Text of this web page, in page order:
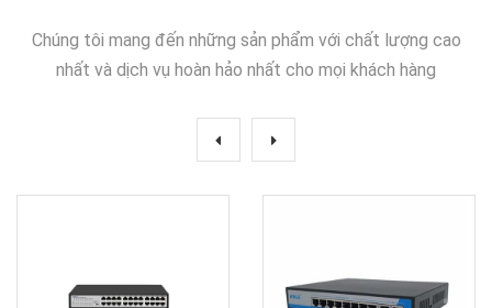
Chúng tôi mang đến những sản phẩm với chất lượng cao
nhất và dịch vụ hoàn hảo nhất cho mọi khách hàng